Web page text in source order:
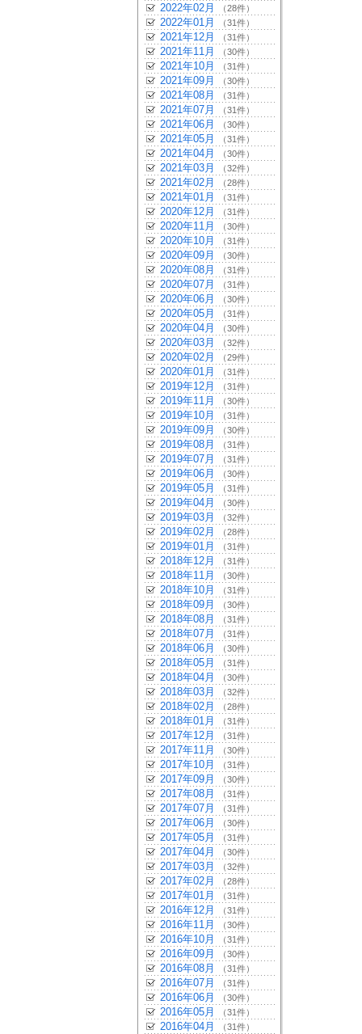
2022年02月 （28件）
2022年01月 （31件）
2021年12月 （31件）
2021年11月 （30件）
2021年10月 （31件）
2021年09月 （30件）
2021年08月 （31件）
2021年07月 （31件）
2021年06月 （30件）
2021年05月 （31件）
2021年04月 （30件）
2021年03月 （32件）
2021年02月 （28件）
2021年01月 （31件）
2020年12月 （31件）
2020年11月 （30件）
2020年10月 （31件）
2020年09月 （30件）
2020年08月 （31件）
2020年07月 （31件）
2020年06月 （30件）
2020年05月 （31件）
2020年04月 （30件）
2020年03月 （32件）
2020年02月 （29件）
2020年01月 （31件）
2019年12月 （31件）
2019年11月 （30件）
2019年10月 （31件）
2019年09月 （30件）
2019年08月 （31件）
2019年07月 （31件）
2019年06月 （30件）
2019年05月 （31件）
2019年04月 （30件）
2019年03月 （32件）
2019年02月 （28件）
2019年01月 （31件）
2018年12月 （31件）
2018年11月 （30件）
2018年10月 （31件）
2018年09月 （30件）
2018年08月 （31件）
2018年07月 （31件）
2018年06月 （30件）
2018年05月 （31件）
2018年04月 （30件）
2018年03月 （32件）
2018年02月 （28件）
2018年01月 （31件）
2017年12月 （31件）
2017年11月 （30件）
2017年10月 （31件）
2017年09月 （30件）
2017年08月 （31件）
2017年07月 （31件）
2017年06月 （30件）
2017年05月 （31件）
2017年04月 （30件）
2017年03月 （32件）
2017年02月 （28件）
2017年01月 （31件）
2016年12月 （31件）
2016年11月 （30件）
2016年10月 （31件）
2016年09月 （30件）
2016年08月 （31件）
2016年07月 （31件）
2016年06月 （30件）
2016年05月 （31件）
2016年04月 （31件）